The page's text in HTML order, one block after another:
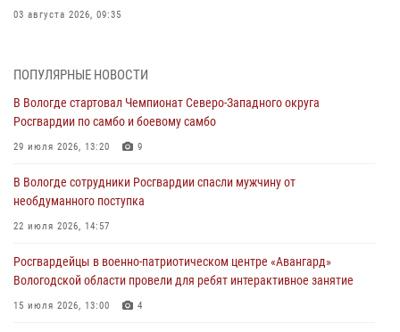
03 августа 2026, 09:35
товаров из магазина
В Вологде определились победители и призеры Чемпионатов
Северо-Западного округа Росгвардии по спортивному и боевому
03 августа 2026, 08:54 1
ЗА МИНУВШУЮ НЕДЕЛЮ СОТРУДНИКАМИ ВНЕВЕДОМСТВЕННОЙ
ПРАВОНАРУШИТЕЛЯ
02 августа 2026, 10:37
ПОПУЛЯРНЫЕ НОВОСТИ
В Вологде стартовал Чемпионат Северо-Западного округа
Росгвардии по самбо и боевому самбо
29 июля 2026, 13:20 9
В Вологде сотрудники Росгвардии спасли мужчину от
необдуманного поступка
22 июля 2026, 14:57
Росгвардейцы в военно-патриотическом центре «Авангард»
Вологодской области провели для ребят интерактивное занятие
15 июля 2026, 13:00 4